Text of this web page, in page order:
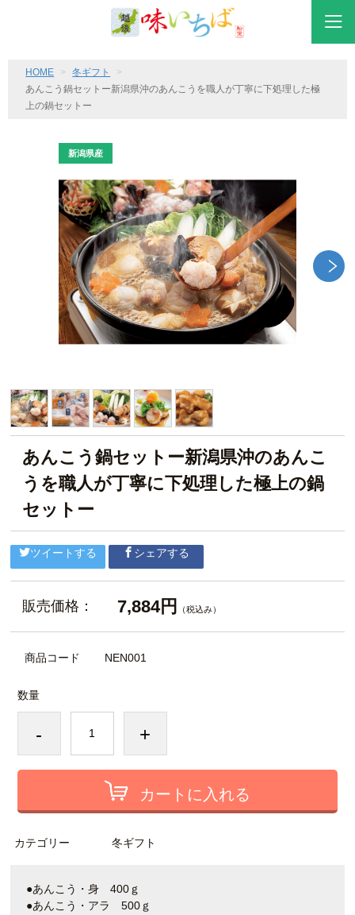
HOME
冬ギフト
あんこう鍋セットー新潟県沖のあんこうを職人が丁寧に下処理した極
上の鍋セットー
あんこう鍋セットー新潟県沖のあんこ
うを職人が丁寧に下処理した極上の鍋
セットー
ツイートする シェアする
販売価格： 7,884円 （税込み）
商品コード NEN001
数量
- +
カートに入れる
カテゴリー 冬ギフト
●あんこう・身 400ｇ
●あんこう・アラ 500ｇ